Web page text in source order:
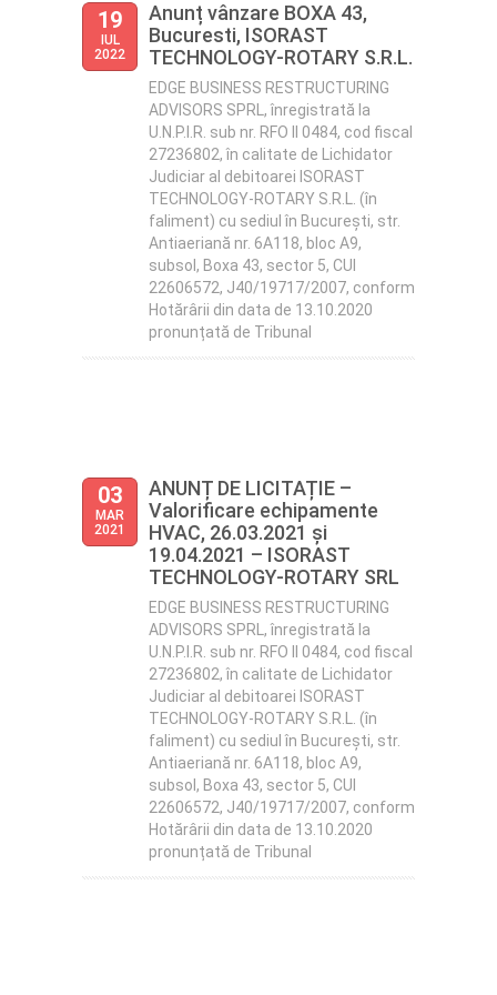
19
IUL
2022
Anunț vânzare BOXA 43,
Bucuresti, ISORAST
TECHNOLOGY-ROTARY S.R.L.
EDGE BUSINESS RESTRUCTURING
ADVISORS SPRL, înregistrată la
U.N.P.I.R. sub nr. RFO II 0484, cod fiscal
27236802, în calitate de Lichidator
Judiciar al debitoarei ISORAST
TECHNOLOGY-ROTARY S.R.L. (în
faliment) cu sediul în București, str.
Antiaeriană nr. 6A118, bloc A9,
subsol, Boxa 43, sector 5, CUI
22606572, J40/19717/2007, conform
Hotărârii din data de 13.10.2020
pronunțată de Tribunal
03
MAR
2021
ANUNȚ DE LICITAȚIE –
Valorificare echipamente
HVAC, 26.03.2021 și
19.04.2021 – ISORAST
TECHNOLOGY-ROTARY SRL
EDGE BUSINESS RESTRUCTURING
ADVISORS SPRL, înregistrată la
U.N.P.I.R. sub nr. RFO II 0484, cod fiscal
27236802, în calitate de Lichidator
Judiciar al debitoarei ISORAST
TECHNOLOGY-ROTARY S.R.L. (în
faliment) cu sediul în București, str.
Antiaeriană nr. 6A118, bloc A9,
subsol, Boxa 43, sector 5, CUI
22606572, J40/19717/2007, conform
Hotărârii din data de 13.10.2020
pronunțată de Tribunal